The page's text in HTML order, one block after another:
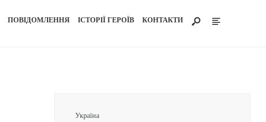
ПОВІДОМЛЕННЯ ІСТОРІЇ ГЕРОЇВ КОНТАКТИ
Україна